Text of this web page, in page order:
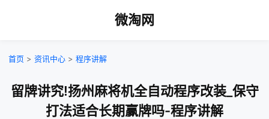
微淘网
首页 > 资讯中心 > 程序讲解
留牌讲究!扬州麻将机全自动程序改装_保守
打法适合长期赢牌吗-程序讲解